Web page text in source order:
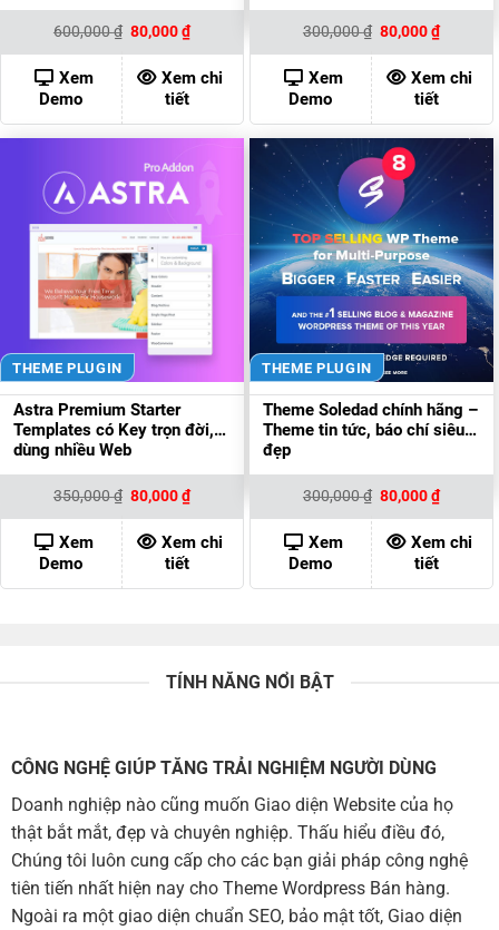
600,000₫ Giá
gốc
là:
600,000 ₫.
80,000₫Giá
hiện
tại
là:
80,000 ₫.
Xem
Demo
Xem chi
tiết
300,000₫ Giá
gốc
là:
300,000 ₫.
80,000₫Giá
hiện
tại
là:
80,000
Xem
Demo
Xem chi
tiết
THEME PLUGIN
Astra Premium Starter
Templates có Key trọn đời,
dùng nhiều Web
350,000₫ Giá
gốc
là:
350,000 ₫.
80,000₫Giá
hiện
tại
là:
80,000 ₫.
Xem
Demo
Xem chi
tiết
THEME PLUGIN
Theme Soledad chính hãng –
Theme tin tức, báo chí siêu
đẹp
300,000₫ Giá
gốc
là:
300,000 ₫.
80,000₫Giá
hiện
tại
là:
80,000
Xem
Demo
Xem chi
tiết
TÍNH NĂNG NỔI BẬT
CÔNG NGHỆ GIÚP TĂNG TRẢI NGHIỆM NGƯỜI DÙNG
Doanh nghiệp nào cũng muốn Giao diện Website của họ
thật bắt mắt, đẹp và chuyên nghiệp. Thấu hiểu điều đó,
Chúng tôi luôn cung cấp cho các bạn giải pháp công nghệ
tiên tiến nhất hiện nay cho Theme Wordpress Bán hàng.
Ngoài ra một giao diện chuẩn SEO, bảo mật tốt, Giao diện